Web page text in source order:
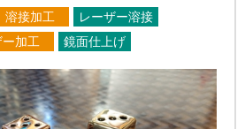
溶接加工
レーザー溶接
加工
鏡面仕上げ